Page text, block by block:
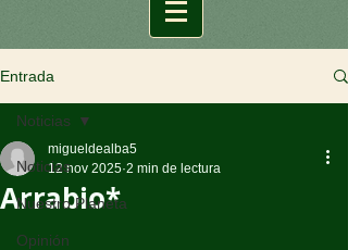
Entrada
Noticias
Nuestro Planeta
Opinión
Noticias
Arrabio*
migueldealba5
12 nov 2025 2 min de lectura